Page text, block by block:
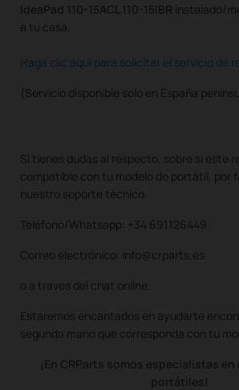
IdeaPad 110-15ACL 110-15IBR instalado/
a tu casa.
Haga clic aquí para solicitar el servicio de
(Servicio disponible solo en España
Si tienes dudas al respecto, sobre si este
compatible con tu modelo de portátil, por
nuestro soporte técnico.
Teléfono/Whatsapp: +34 691126449
Correo electrónico: info@crparts.es
o a traves del chat online.
Estaremos encantados en ayudarte
segunda mano que corresponda con tu
¡En CRParts somos especialistas
portátiles!